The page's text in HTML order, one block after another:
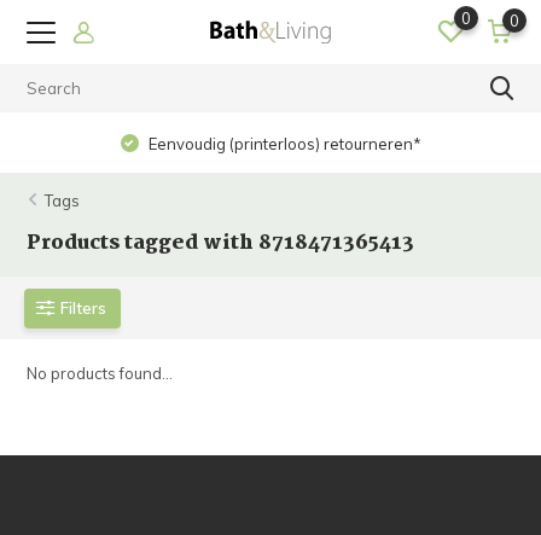
0 0
Eenvoudig (printerloos) retourneren*
Tags
Products tagged with 8718471365413
Filters
No products found...